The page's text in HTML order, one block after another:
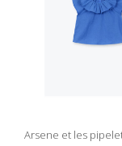
Arsene et les